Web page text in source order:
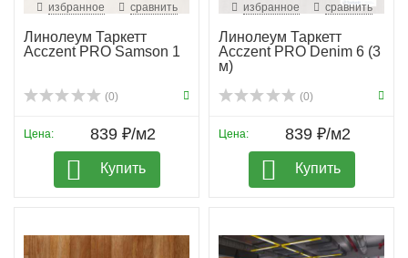
избранное сравнить
Линолеум Таркетт
Acczent PRO Samson 1
(0)
Цена: 839 ₽/м2
Купить
избранное сравнить
Линолеум Таркетт
Acczent PRO Denim 6 (3
м)
(0)
Цена: 839 ₽/м2
Купить